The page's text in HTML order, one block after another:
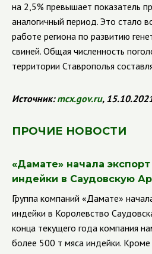
на 2,5% превышает показатель
аналогичный период. Это стало
работе региона по развитию
свиней. Общая численность
территории Ставрополья
Источник:mcx.gov.ru,
ПРОЧИЕ НОВОСТИ
«Дамате» начала
индейки в Саудовскую
Группа компаний «Дамате»
индейки в Королевство
конца текущего года компания
более 500 т мяса индейки.